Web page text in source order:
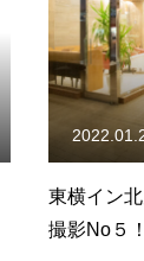
東横イン
撮影No５